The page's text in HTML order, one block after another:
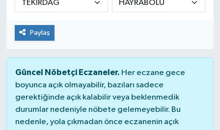
Paylaş
Güncel Nöbetçi Eczaneler. Her eczane gece
boyunca açık olmayabilir, bazıları sadece
gerektiğinde açık kalabilir veya beklenmedik
durumlar nedeniyle nöbete gelemeyebilir. Bu
nedenle, yola çıkmadan önce eczanenin açık